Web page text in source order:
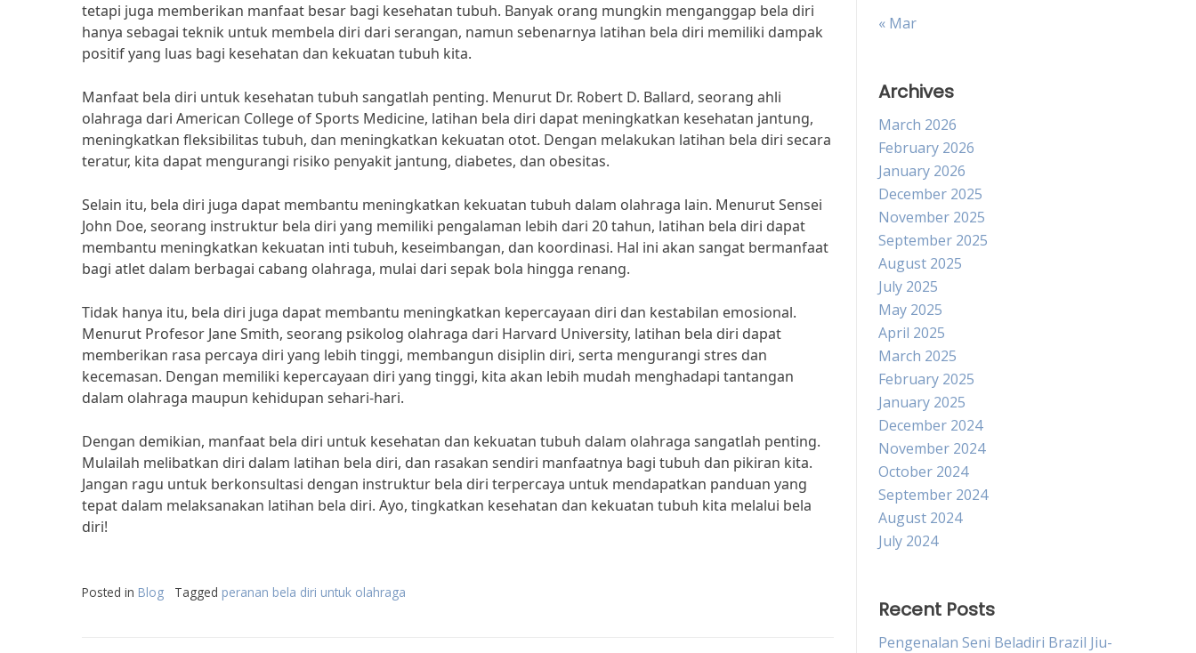
tetapi juga memberikan manfaat besar bagi kesehatan tubuh. Banyak orang mungkin menganggap bela diri
hanya sebagai teknik untuk membela diri dari serangan, namun sebenarnya latihan bela diri memiliki dampak
positif yang luas bagi kesehatan dan kekuatan tubuh kita.
Manfaat bela diri untuk kesehatan tubuh sangatlah penting. Menurut Dr. Robert D. Ballard, seorang ahli
olahraga dari American College of Sports Medicine, latihan bela diri dapat meningkatkan kesehatan jantung,
meningkatkan fleksibilitas tubuh, dan meningkatkan kekuatan otot. Dengan melakukan latihan bela diri secara
teratur, kita dapat mengurangi risiko penyakit jantung, diabetes, dan obesitas.
Selain itu, bela diri juga dapat membantu meningkatkan kekuatan tubuh dalam olahraga lain. Menurut Sensei
John Doe, seorang instruktur bela diri yang memiliki pengalaman lebih dari 20 tahun, latihan bela diri dapat
membantu meningkatkan kekuatan inti tubuh, keseimbangan, dan koordinasi. Hal ini akan sangat bermanfaat
bagi atlet dalam berbagai cabang olahraga, mulai dari sepak bola hingga renang.
Tidak hanya itu, bela diri juga dapat membantu meningkatkan kepercayaan diri dan kestabilan emosional.
Menurut Profesor Jane Smith, seorang psikolog olahraga dari Harvard University, latihan bela diri dapat
memberikan rasa percaya diri yang lebih tinggi, membangun disiplin diri, serta mengurangi stres dan
kecemasan. Dengan memiliki kepercayaan diri yang tinggi, kita akan lebih mudah menghadapi tantangan
dalam olahraga maupun kehidupan sehari-hari.
Dengan demikian, manfaat bela diri untuk kesehatan dan kekuatan tubuh dalam olahraga sangatlah penting.
Mulailah melibatkan diri dalam latihan bela diri, dan rasakan sendiri manfaatnya bagi tubuh dan pikiran kita.
Jangan ragu untuk berkonsultasi dengan instruktur bela diri terpercaya untuk mendapatkan panduan yang
tepat dalam melaksanakan latihan bela diri. Ayo, tingkatkan kesehatan dan kekuatan tubuh kita melalui bela
diri!
Posted in Blog Tagged peranan bela diri untuk olahraga
« Mar
Archives
March 2026
February 2026
January 2026
December 2025
November 2025
September 2025
August 2025
July 2025
May 2025
April 2025
March 2025
February 2025
January 2025
December 2024
November 2024
October 2024
September 2024
August 2024
July 2024
Recent Posts
Pengenalan Seni Beladiri Brazil Jiu-